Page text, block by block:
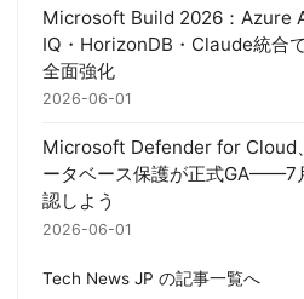
Microsoft Build 2026：Azure
IQ・HorizonDB・Claude統合
全面強化
2026-06-01
Microsoft Defender for Cloud
ータベース保護が正式GA——7
認しよう
2026-06-01
Tech News JP の記事一覧へ